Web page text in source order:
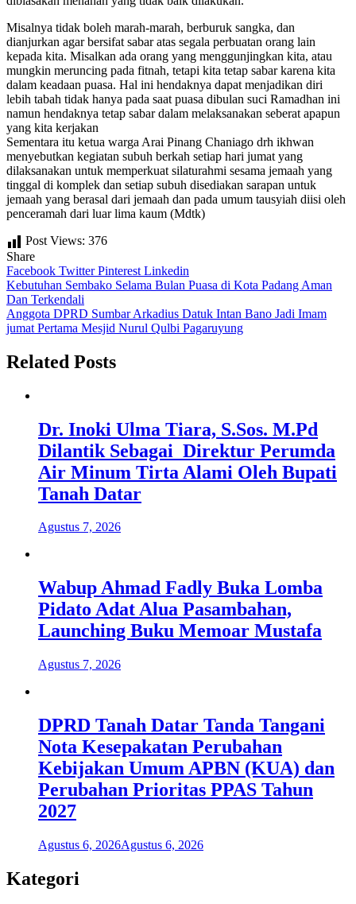
Misalnya tidak boleh marah-marah, berburuk sangka, dan
dianjurkan agar bersifat sabar atas segala perbuatan orang lain
kepada kita. Misalkan ada orang yang menggunjingkan kita, atau
mungkin meruncing pada fitnah, tetapi kita tetap sabar karena kita
dalam keadaan puasa. Hal ini hendaknya dapat menjadikan diri
lebih tabah tidak hanya pada saat puasa dibulan suci Ramadhan ini
namun hendaknya tetap sabar dalam melaksanakan seberat apapun
yang kita kerjakan
Sementara itu ketua warga Arai Pinang Chaniago drh ikhwan
menyebutkan kegiatan subuh berkah setiap hari jumat yang
dilaksanakan untuk memperkuat silaturahmi sesama jemaah yang
tinggal di komplek dan setiap subuh disediakan sarapan untuk
jemaah yang berasal dari jemaah dan pada umum tausyiah diisi oleh
penceramah dari luar lima kaum (Mdtk)
Post Views: 376
Share
Facebook TwitterPinterest Linkedin
Navigasi
pos
Kebutuhan Sembako Selama Bulan Puasa di Kota Padang Aman
Dan Terkendali
Anggota DPRD Sumbar Arkadius Datuk Intan Bano Jadi Imam
jumat Pertama Mesjid Nurul Qulbi Pagaruyung
Related Posts
Dr. Inoki Ulma Tiara, S.Sos. M.Pd
Dilantik Sebagai Direktur Perumda
Air Minum Tirta Alami Oleh Bupati
Tanah Datar
Agustus 7, 2026
Wabup Ahmad Fadly Buka Lomba
Pidato Adat Alua Pasambahan,
Launching Buku Memoar Mustafa
Agustus 7, 2026
DPRD Tanah Datar Tanda Tangani
Nota Kesepakatan Perubahan
Kebijakan Umum APBN (KUA) dan
Perubahan Prioritas PPAS Tahun
2027
Agustus 6, 2026Agustus 6, 2026
Kategori